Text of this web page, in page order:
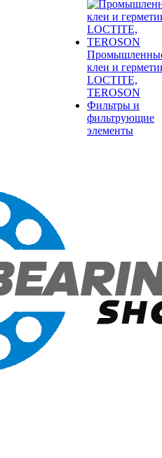
клеи и
LOCTITE,
TEROSON
Фильтры и
фильтрующие
элементы